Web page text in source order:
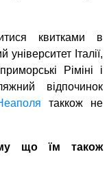
квитками в
Італії,
Ріміні і
відпочинок
таккож не
що їм також